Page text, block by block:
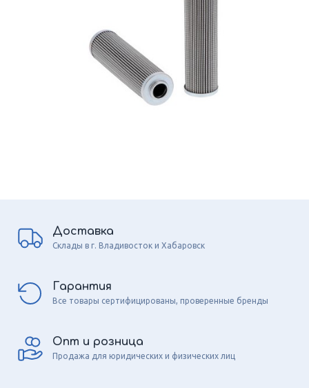
Доставка
Склады в г. Владивосток и Хабаровск
Гарантия
Все товары сертифицированы, проверенные бренды
Опт и розница
Продажа для юридических и физических лиц